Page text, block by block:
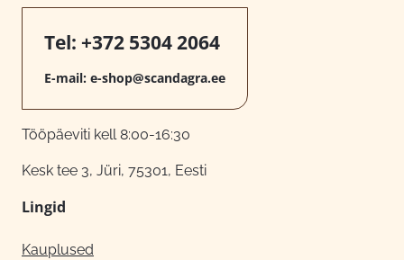
Tel: +372 5304 2064
E-mail: e-shop@scandagra.ee
Tööpäeviti kell 8:00-16:30
Kesk tee 3, Jüri, 75301, Eesti
Lingid
Kauplused